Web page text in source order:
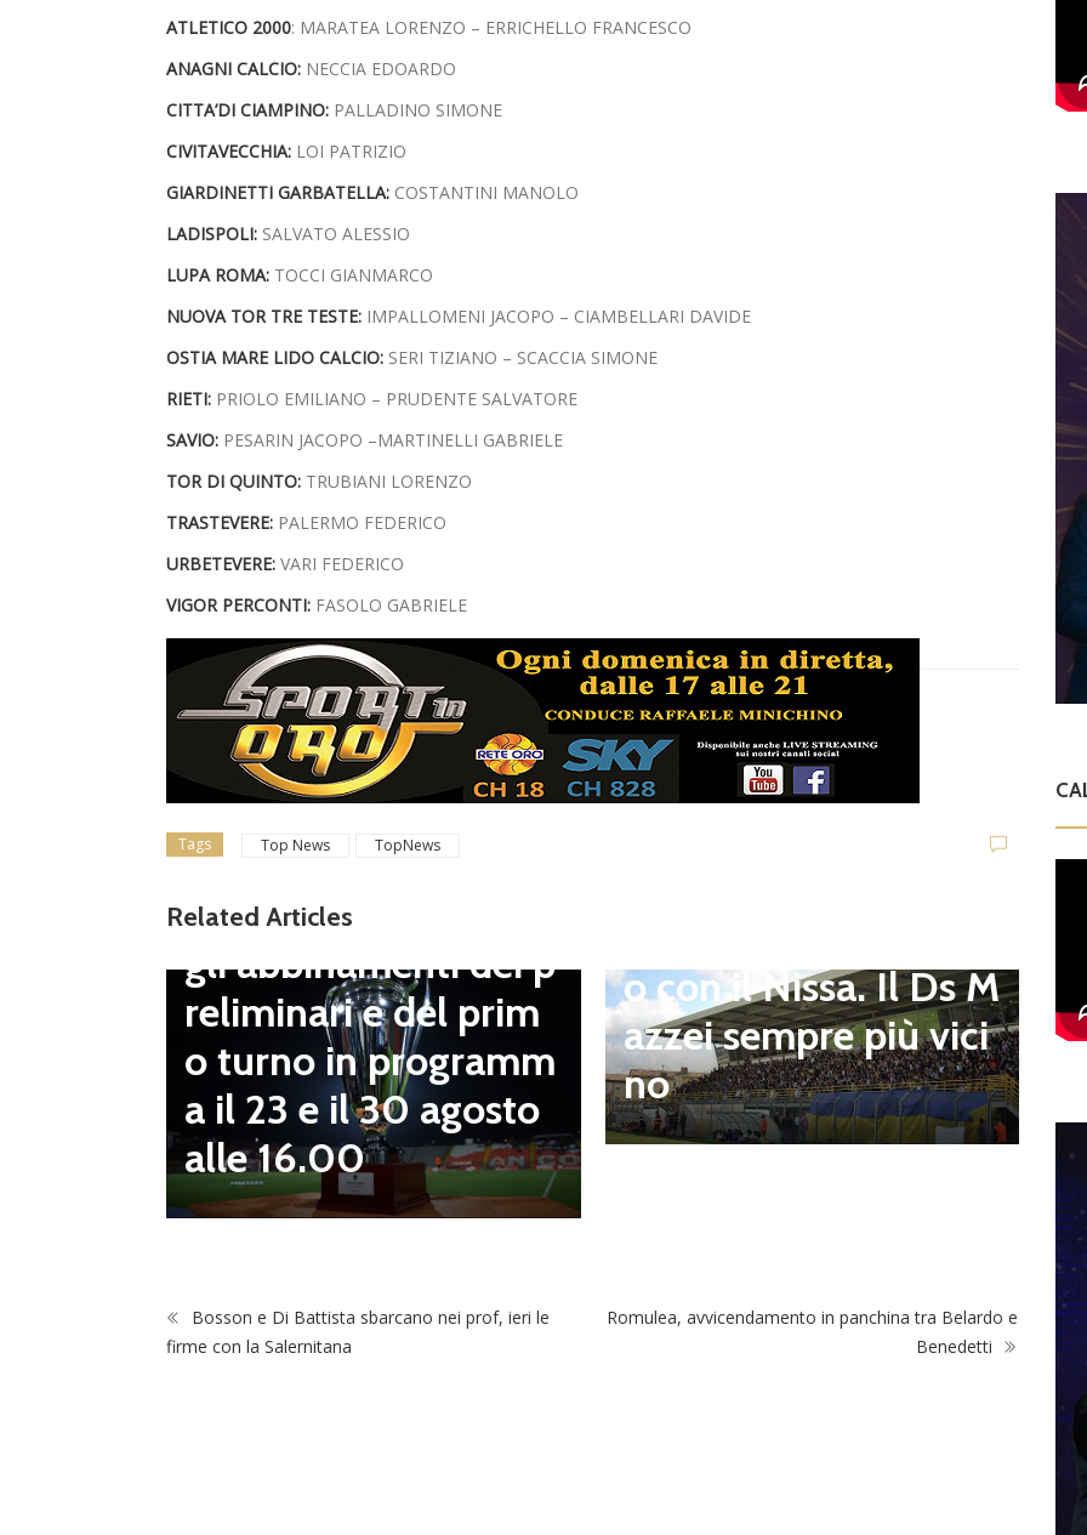
ATLETICO 2000: MARATEA LORENZO – ERRICHELLO FRANCESCO
ANAGNI CALCIO: NECCIA EDOARDO
CITTA’DI CIAMPINO: PALLADINO SIMONE
CIVITAVECCHIA: LOI PATRIZIO
GIARDINETTI GARBATELLA: COSTANTINI MANOLO
LADISPOLI: SALVATO ALESSIO
LUPA ROMA: TOCCI GIANMARCO
NUOVA TOR TRE TESTE: IMPALLOMENI JACOPO – CIAMBELLARI DAVIDE
OSTIA MARE LIDO CALCIO: SERI TIZIANO – SCACCIA SIMONE
RIETI: PRIOLO EMILIANO – PRUDENTE SALVATORE
SAVIO: PESARIN JACOPO –MARTINELLI GABRIELE
TOR DI QUINTO: TRUBIANI LORENZO
TRASTEVERE: PALERMO FEDERICO
URBETEVERE: VARI FEDERICO
VIGOR PERCONTI: FASOLO GABRIELE
Tags Top News TopNews
Related Articles
Coppa Italia Serie D,
gli abbinamenti dei p
reliminari e del prim
o turno in programm
a il 23 e il 30 agosto
alle 16.00
Viterbese (Certosa V.
Campagnano), merca
to senza sosta: Busat
o con il Nissa. Il Ds M
azzei sempre più vici
no
Bosson e Di Battista sbarcano nei prof, ieri le
firme con la Salernitana
Romulea, avvicendamento in panchina tra Belardo e
Benedetti